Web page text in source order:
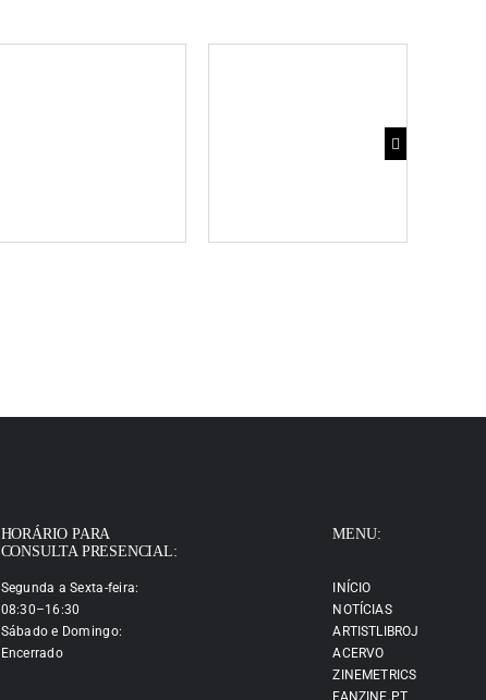
HORÁRIO PARA
CONSULTA PRESENCIAL:
Segunda a Sexta-feira:
08:30–16:30
Sábado e Domingo:
Encerrado
MENU:
INÍCIO
NOTÍCIAS
ARTISTLIBROJ
ACERVO
ZINEMETRICS